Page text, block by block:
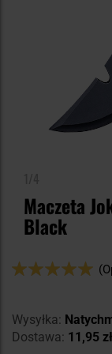
Maczeta
Black
Ocena:
Wysyłka:
Dostawa: 11,95 zł